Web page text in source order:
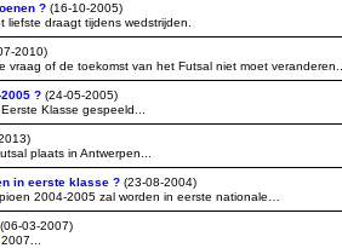
? (16-10-2005)
draagt tijdens wedstrijden.
2010)
of de toekomst van het Futsal niet moet veranderen...
? (24-05-2005)
Klasse gespeeld...
plaats in Antwerpen...
in eerste klasse ? (23-08-2004)
2004-2005 zal worden in eerste nationale…
(06-03-2007)